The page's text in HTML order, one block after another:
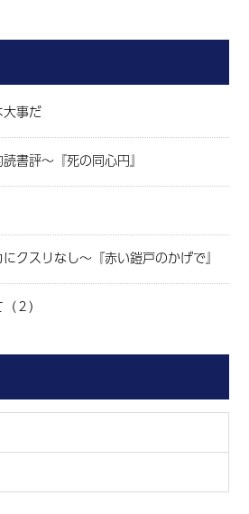
大事だ
書評～『死の同心円』
クスリなし～『赤い鎧戸のかげで』
２）